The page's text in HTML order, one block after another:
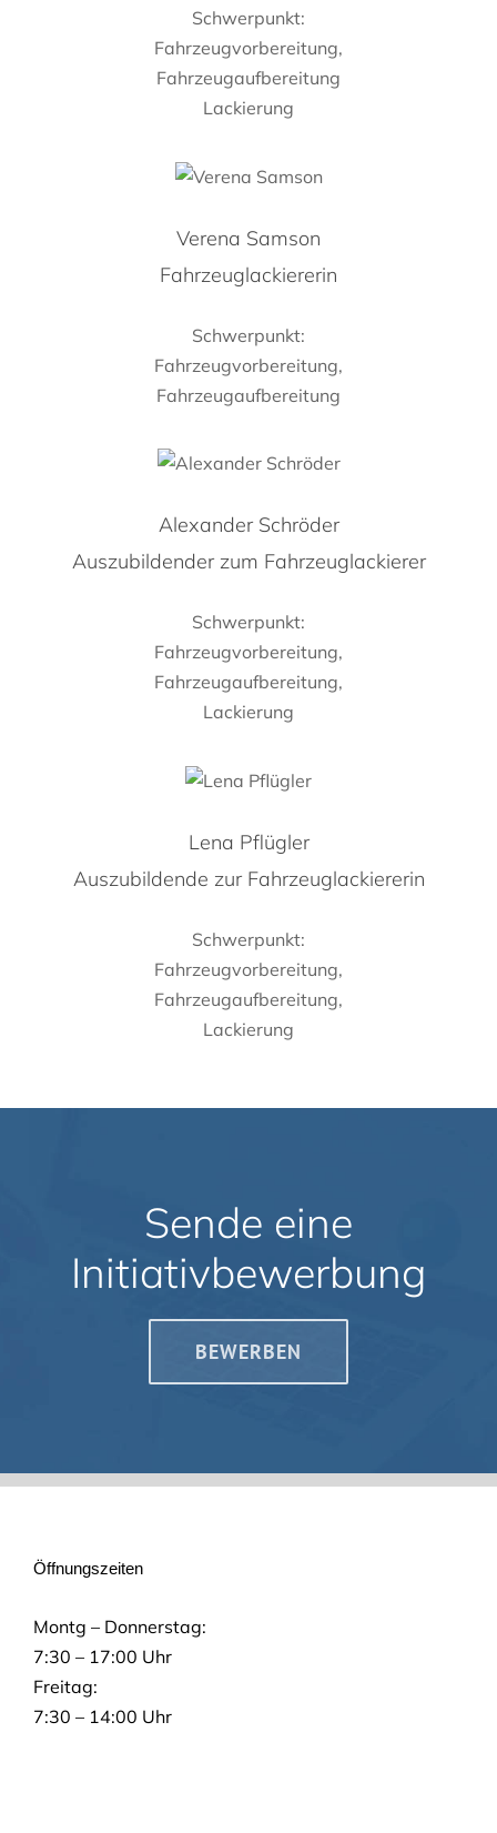
Schwerpunkt:
Fahrzeugvorbereitung,
Fahrzeugaufbereitung
Lackierung
Verena Samson
Fahrzeuglackiererin
Schwerpunkt:
Fahrzeugvorbereitung,
Fahrzeugaufbereitung
Alexander Schröder
Auszubildender zum Fahrzeuglackierer
Schwerpunkt:
Fahrzeugvorbereitung,
Fahrzeugaufbereitung,
Lackierung
Lena Pflügler
Auszubildende zur Fahrzeuglackiererin
Schwerpunkt:
Fahrzeugvorbereitung,
Fahrzeugaufbereitung,
Lackierung
Sende eine
Initiativbewerbung
BEWERBEN
Öffnungszeiten
Montg – Donnerstag:
7:30 – 17:00 Uhr
Freitag:
7:30 – 14:00 Uhr